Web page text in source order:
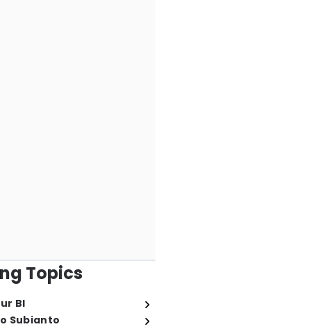
Topics
BI
Subianto